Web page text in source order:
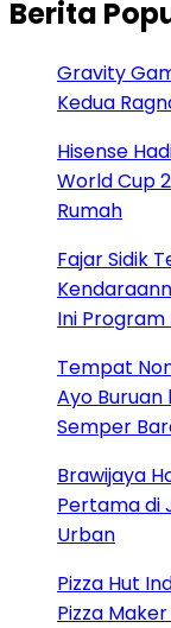
Berita
Gravity
Kedua
Hisense
World Cup
Rumah
Fajar Sidik
Ini
Tempat
Ayo
Semper
Brawijaya
Pertama di
Urban
Pizza Hut
Pizza